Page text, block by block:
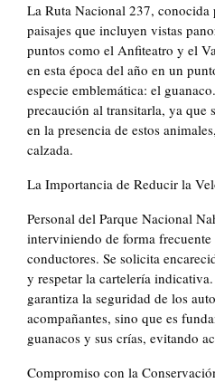
La Ruta Nacional 237, conocida
paisajes que incluyen vistas
puntos como el Anfiteatro y el
en esta época del año en un
especie emblemática: el
precaución al transitarla, ya que
en la presencia de estos
calzada.
La Importancia de Reducir la
Personal del Parque Nacional
interviniendo de forma
conductores. Se solicita
y respetar la cartelería
garantiza la seguridad de los
acompañantes, sino que es
guanacos y sus crías, evitando
Compromiso con la